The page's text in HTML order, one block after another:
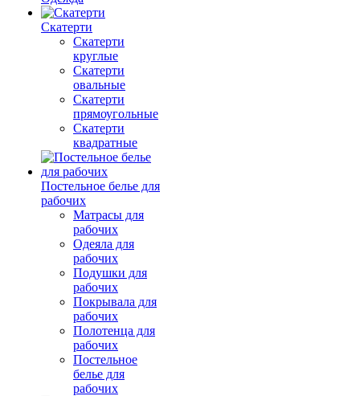
Скатерти
Скатерти
круглые
Скатерти
овальные
Скатерти
прямоугольные
Скатерти
квадратные
Постельное белье для
рабочих
Матрасы для
рабочих
Одеяла для
рабочих
Подушки для
рабочих
Покрывала для
рабочих
Полотенца для
рабочих
Постельное
белье для
рабочих